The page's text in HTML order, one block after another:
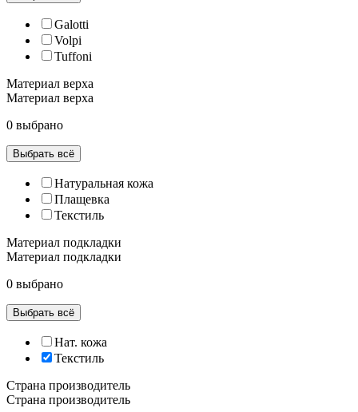
Galotti
Volpi
Tuffoni
Материал верха
Материал верха
0 выбрано
Выбрать всё
Натуральная кожа
Плащевка
Текстиль
Материал подкладки
Материал подкладки
0 выбрано
Выбрать всё
Нат. кожа
Текстиль
Страна производитель
Страна производитель